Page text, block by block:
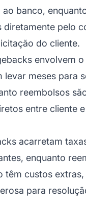
ao banco,
diretamente pelo
do cliente.
envolvem
levar meses para
reembolsos
entre cliente e
acarretam
enquanto
têm custos extras,
para